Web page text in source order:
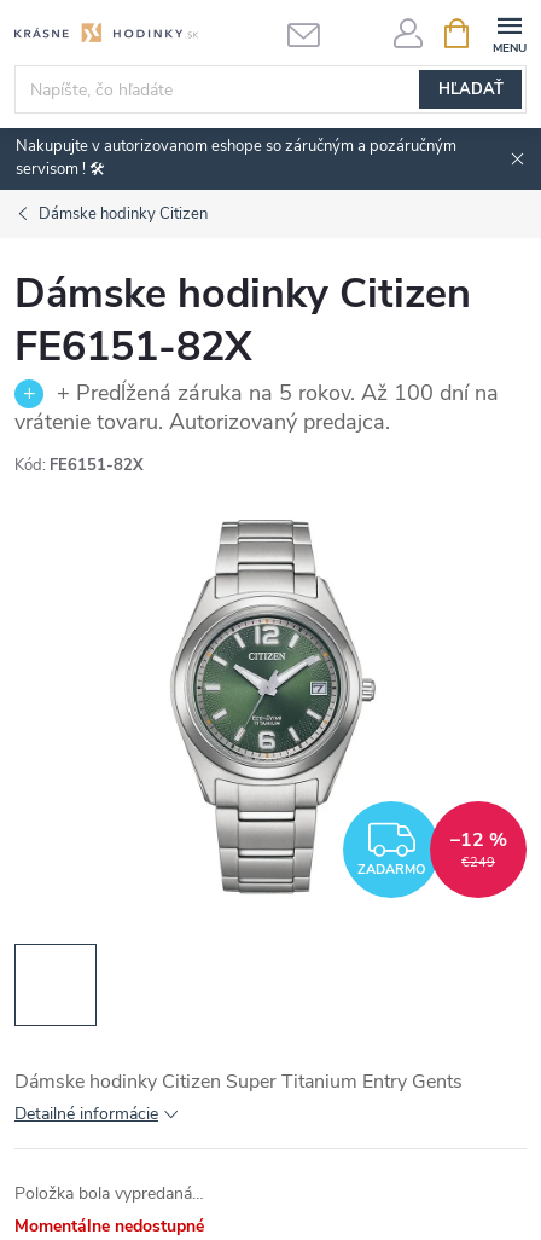
na
obsah
HĽADAŤ
KOŠÍK
Nakupujte v autorizovanom eshope so záručným a pozáručným
servisom ! 🛠️
Dámske hodinky Citizen
Dámske hodinky Citizen
FE6151-82X
+ Predĺžená záruka na 5 rokov. Až 100 dní na
vrátenie tovaru. Autorizovaný predajca.
Kód: FE6151-82X
ZADARMO €249
–12 %
Dámske hodinky Citizen Super Titanium Entry Gents
Detailné informácie
Položka bola vypredaná…
Momentálne nedostupné